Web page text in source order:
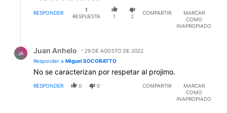
RESPONDER
1
RESPUESTA
1 2
COMPARTIR
MARCAR
COMO
INAPROPIADO
JA Juan Anhelo
29 DE AGOSTO DE 2022
Responder a Miguel SOCORATTO
No se caracterizan por respetar al projimo.
RESPONDER 0 0 COMPARTIR
MARCAR
COMO
INAPROPIADO